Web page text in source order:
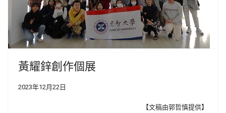
黃耀鋅創作個展
2023年12月22日
【文稿由郭哲慎提供】